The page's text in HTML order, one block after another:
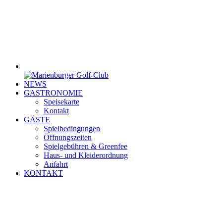
NEWS
GASTRONOMIE
Speisekarte
Kontakt
GÄSTE
Spielbedingungen
Öffnungszeiten
Spielgebühren & Greenfee
Haus- und Kleiderordnung
Anfahrt
KONTAKT